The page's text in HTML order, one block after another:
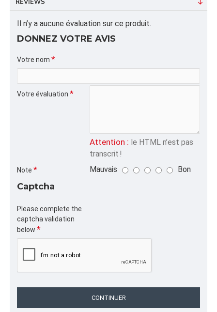
SERVICES DE LIVRAISON POUR EMBALLER ET
TRANSPORTER LES PIZZAS EN TOUTE SÉCURITÉ.
Capacité/Taille:
18" BLANC/WHITE
FORMAT DU PRODUIT
Volume cubique: 4.10 pieds cubes
FORMAT DE PALETTE
Dimension/pallet: 46x48x45
ALPHA
BOITE,PIZZA,,boite pizza,boites pizza,boite pizza
carton,boite pizza restaurant,boite pizza
pizzeria,boite pizza livraison,boite pizza
emporter,emballage pizza,boite pizza ondulé,e flute
pizza box
REVIEWS
Il n’y a aucune évaluation sur ce produit.
DONNEZ VOTRE AVIS
Votre nom
Votre évaluation
Attention : le HTML n’est pas
transcrit !
Note Mauvais Bon
Captcha
Please complete the
captcha validation
below
CONTINUER